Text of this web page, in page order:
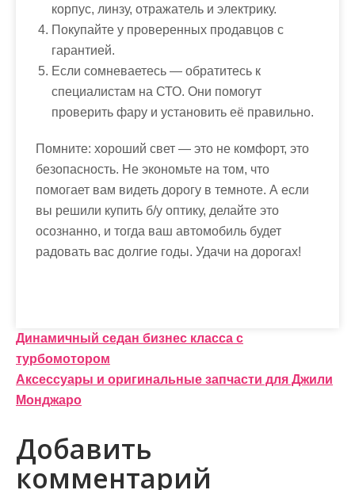
корпус, линзу, отражатель и электрику.
Покупайте у проверенных продавцов с
гарантией.
Если сомневаетесь — обратитесь к
специалистам на СТО. Они помогут
проверить фару и установить её правильно.
Помните: хороший свет — это не комфорт, это
безопасность. Не экономьте на том, что
помогает вам видеть дорогу в темноте. А если
вы решили купить б/у оптику, делайте это
осознанно, и тогда ваш автомобиль будет
радовать вас долгие годы. Удачи на дорогах!
Н
а
в
и
г
Динамичный седан бизнес класса с
турбомотором
Аксессуары и оригинальные запчасти для Джили
Монджаро
Добавить
комментарий